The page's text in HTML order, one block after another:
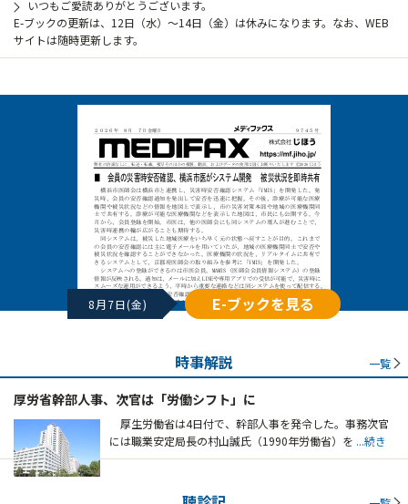
いつもご愛読ありがとうございます。
E-ブックの更新は、12日（水）～14日（金）は休みになります。なお、WEB
サイトは随時更新します。
8月7日(金) E-ブックを見る
時事解説 一覧
厚労省幹部人事、次官は「労働シフト」に
厚生労働省は4日付で、幹部人事を発令した。事務次官
には職業安定局長の村山誠氏（1990年労働省）を ...続き